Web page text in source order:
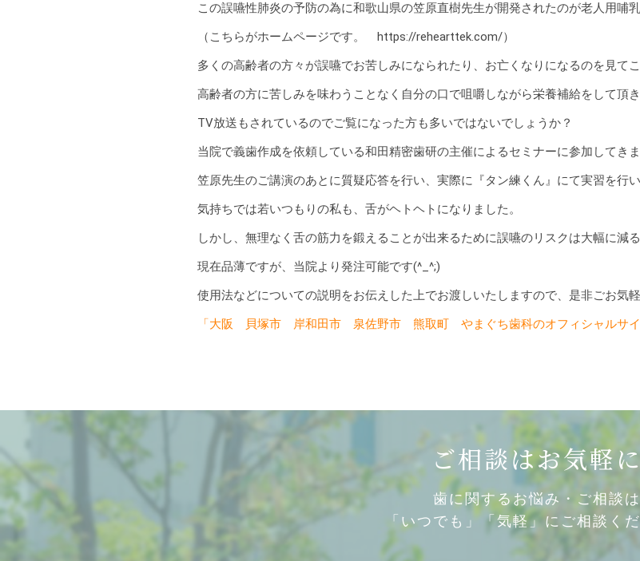
この誤嚥性肺炎の予防の為に和歌山県の笠原直樹先生が開発されたのが老人用哺
（こちらがホームページです。 https://rehearttek.com/）
多くの高齢者の方々が誤嚥でお苦しみになられたり、お亡くなりになるのを見て
高齢者の方に苦しみを味わうことなく自分の口で咀嚼しながら栄養補給をして頂
TV放送もされているのでご覧になった方も多いではないでしょうか？
当院で義歯作成を依頼している和田精密歯研の主催によるセミナーに参加してきま
笠原先生のご講演のあとに質疑応答を行い、実際に『タン練くん』にて実習を行い
気持ちでは若いつもりの私も、舌がヘトヘトになりました。
しかし、無理なく舌の筋力を鍛えることが出来るために誤嚥のリスクは大幅に減
現在品薄ですが、当院より発注可能です(^_^;)
使用法などについての説明をお伝えした上でお渡しいたしますので、是非ごお気
「大阪 貝塚市 岸和田市 泉佐野市 熊取町 やまぐち歯科のオフィシャルサイ
ご相談はお気軽
歯に関するお悩み・ご相談は
「いつでも」「気軽」にご相談くだ